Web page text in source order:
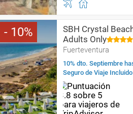
10
SBH Crystal
Adults Only
Fuerteventura
10% dto. Septiembre
Seguro de Viaje Incluido